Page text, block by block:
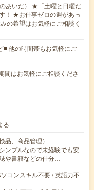
あいだ） ★「土曜と日曜だ
！ ★お仕事ゼロの週があっ
の希望はお気軽にご相談く
他の時間帯もお気軽にご
はお気軽にご相談くださ
る
品、商品管理）
ンプルなので未経験でも安
や書籍などの仕分…
コンスキル不要 / 英語力不